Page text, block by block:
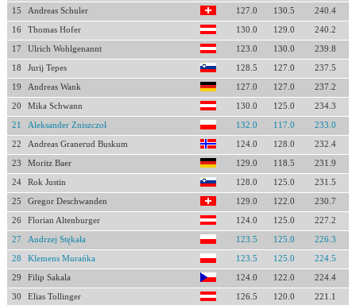
15 Andreas Schuler 127.0 130.5 240.4
16 Thomas Hofer 130.0 129.0 240.2
17 Ulrich Wohlgenannt 123.0 130.0 239.8
18 Jurij Tepes 128.5 127.0 237.5
19 Andreas Wank 127.0 127.0 237.2
20 Mika Schwann 130.0 125.0 234.3
21 Aleksander Zniszczoł 132.0 117.0 233.0
22 Andreas Granerud Buskum 124.0 128.0 232.4
23 Moritz Baer 129.0 118.5 231.9
24 Rok Justin 128.0 125.0 231.5
25 Gregor Deschwanden 129.0 122.0 230.7
26 Florian Altenburger 124.0 125.0 227.2
27 Andrzej Stękała 123.5 125.0 226.3
28 Klemens Murańka 123.5 125.0 224.5
29 Filip Sakala 124.0 122.0 224.4
30 Elias Tollinger 126.5 120.0 221.1